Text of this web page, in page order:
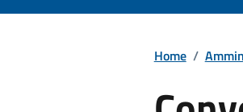
Home /